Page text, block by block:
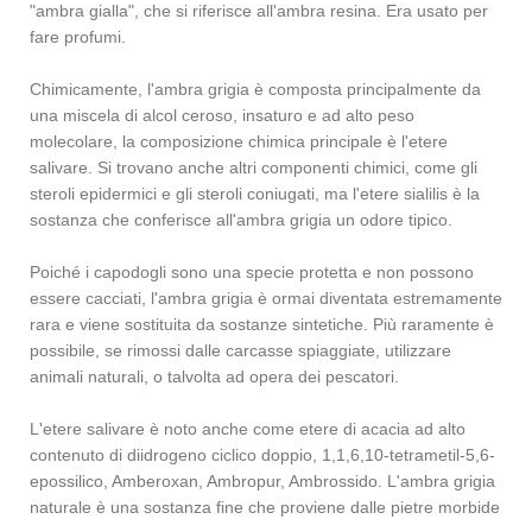
"ambra gialla", che si riferisce all'ambra resina. Era usato per
fare profumi.
Chimicamente, l'ambra grigia è composta principalmente da
una miscela di alcol ceroso, insaturo e ad alto peso
molecolare, la composizione chimica principale è l'etere
salivare. Si trovano anche altri componenti chimici, come gli
steroli epidermici e gli steroli coniugati, ma l'etere sialilis è la
sostanza che conferisce all'ambra grigia un odore tipico.
Poiché i capodogli sono una specie protetta e non possono
essere cacciati, l'ambra grigia è ormai diventata estremamente
rara e viene sostituita da sostanze sintetiche. Più raramente è
possibile, se rimossi dalle carcasse spiaggiate, utilizzare
animali naturali, o talvolta ad opera dei pescatori.
L'etere salivare è noto anche come etere di acacia ad alto
contenuto di diidrogeno ciclico doppio, 1,1,6,10-tetrametil-5,6-
epossilico, Amberoxan, Ambropur, Ambrossido. L'ambra grigia
naturale è una sostanza fine che proviene dalle pietre morbide